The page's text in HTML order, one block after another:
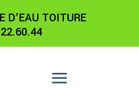
D’EAU TOITURE